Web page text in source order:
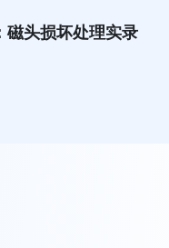
头损坏处理实录